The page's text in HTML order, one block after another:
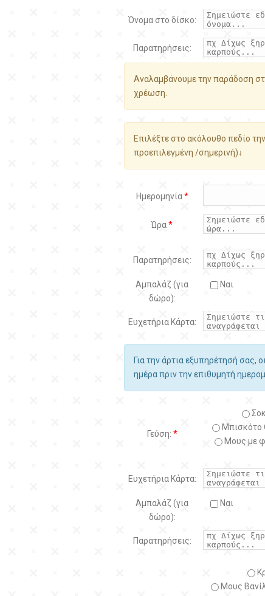
Όνομα στο δίσκο:
Παρατηρήσεις:
Αναλαμβάνουμε την παράδοση
χρέωση.
Επιλέξτε στο ακόλουθο πεδίο
προεπιλεγμένη /σημερινή)↓
Ημερομηνία*
Ώρα*
Παρατηρήσεις:
Αμπαλάζ (για
δώρο):
Ναι
Ευχετήρια Κάρτα:
Για την άρτια εξυπηρέτησή σας,
ημέρα πριν την επιθυμητή
Γεύση: *
Μπισκότο
Μους με
Ευχετήρια Κάρτα:
Αμπαλάζ (για
δώρο):
Ναι
Παρατηρήσεις:
Μους